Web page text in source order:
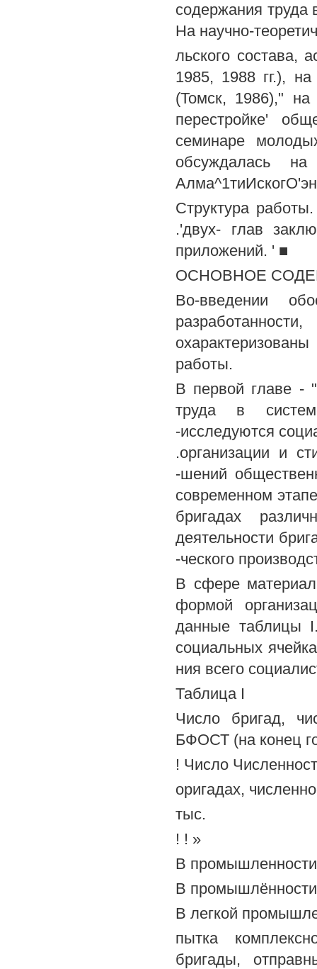
содержания
На научно-
льского состава,
1985, 1988 гг.),
(Томск, 1986),"
перестройке'
семинаре
обсуждалась
Структура
.'двух- глав
приложений. ' ■
ОСНОВНОЕ
Во-введении
работы.
В первой главе -
труда в
-исследуются
.организации и
-шений
современном
бригадах
деятельности
-ческого
В сфере
формой
данные таблицы
социальных
ния всего
Таблица I
Число бригад,
БФОСТ (на конец
! Число
оригадах,
тыс.
! ! »
В
В промышлённости
В легкой
пытка
бригады,